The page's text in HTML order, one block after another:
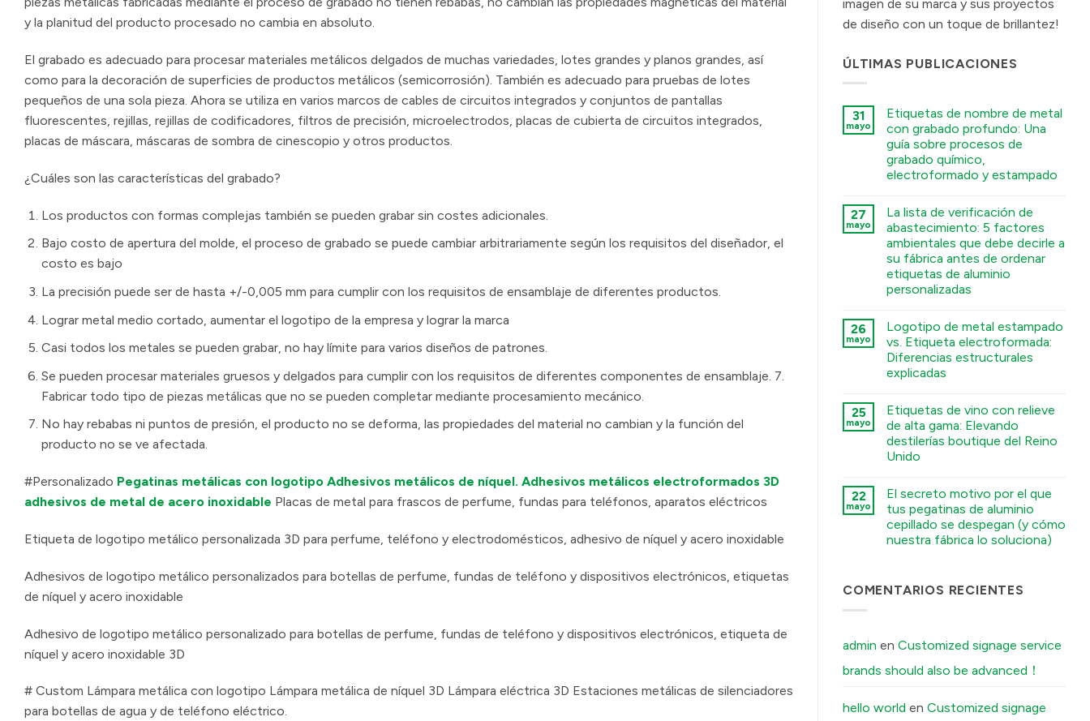
y la planitud del producto procesado no cambia en absoluto.
El grabado es adecuado para procesar materiales metálicos delgados de muchas variedades, lotes grandes y planos grandes, así
como para la decoración de superficies de productos metálicos (semicorrosión). También es adecuado para pruebas de lotes
pequeños de una sola pieza. Ahora se utiliza en varios marcos de cables de circuitos integrados y conjuntos de pantallas
fluorescentes, rejillas, rejillas de codificadores, filtros de precisión, microelectrodos, placas de cubierta de circuitos integrados,
placas de máscara, máscaras de sombra de cinescopio y otros productos.
¿Cuáles son las características del grabado?
Los productos con formas complejas también se pueden grabar sin costes adicionales.
Bajo costo de apertura del molde, el proceso de grabado se puede cambiar arbitrariamente según los requisitos del diseñador, el
costo es bajo
La precisión puede ser de hasta +/-0,005 mm para cumplir con los requisitos de ensamblaje de diferentes productos.
Lograr metal medio cortado, aumentar el logotipo de la empresa y lograr la marca
Casi todos los metales se pueden grabar, no hay límite para varios diseños de patrones.
Se pueden procesar materiales gruesos y delgados para cumplir con los requisitos de diferentes componentes de ensamblaje. 7.
Fabricar todo tipo de piezas metálicas que no se pueden completar mediante procesamiento mecánico.
No hay rebabas ni puntos de presión, el producto no se deforma, las propiedades del material no cambian y la función del
producto no se ve afectada.
#Personalizado Pegatinas metálicas con logotipo Adhesivos metálicos de níquel. Adhesivos metálicos electroformados 3D
adhesivos de metal de acero inoxidable Placas de metal para frascos de perfume, fundas para teléfonos, aparatos eléctricos
Etiqueta de logotipo metálico personalizada 3D para perfume, teléfono y electrodomésticos, adhesivo de níquel y acero inoxidable
Adhesivos de logotipo metálico personalizados para botellas de perfume, fundas de teléfono y dispositivos electrónicos, etiquetas
de níquel y acero inoxidable
Adhesivo de logotipo metálico personalizado para botellas de perfume, fundas de teléfono y dispositivos electrónicos, etiqueta de
níquel y acero inoxidable 3D
# Custom Lámpara metálica con logotipo Lámpara metálica de níquel 3D Lámpara eléctrica 3D Estaciones metálicas de silenciadores
para botellas de agua y de teléfono eléctrico.
imagen de su marca y sus proyectos
de diseño con un toque de brillantez!
ÚLTIMAS PUBLICACIONES
31
mayo
Etiquetas de nombre de metal
con grabado profundo: Una
guía sobre procesos de
grabado químico,
electroformado y estampado
नहीं
Deep
Engraving
Metal
Nametags:
A
Guide
to
Chemical
and
Stamping
Processes
में
27
mayo
La lista de verificación de
abastecimiento: 5 factores
ambientales que debe decirle a
su fábrica antes de ordenar
etiquetas de aluminio
personalizadas
नहीं
Sourcing
Checklist:
5
Environmental
Must
Tell
Your
Factory
Before
Ordering
Labels
में
26
mayo
Logotipo de metal estampado
vs. Etiqueta electroformada:
Diferencias estructurales
explicadas
नहीं
Stamped
Metal
Logo
vs.
Electroformed
Differences
Explained
में
25
mayo
Etiquetas de vino con relieve
de alta gama: Elevando
destilerías boutique del Reino
Unido
नहीं
Premium
Embossed
Wine
Labels:
Elevating
में
22
mayo
El secreto motivo por el que
tus pegatinas de aluminio
cepillado se despegan (y cómo
nuestra fábrica lo soluciona)
The
Secret
Aluminum
Stickers
Off
Our
Factory
COMENTARIOS RECIENTES
admin en Customized signage service
brands should also be advanced！
hello world en Customized signage